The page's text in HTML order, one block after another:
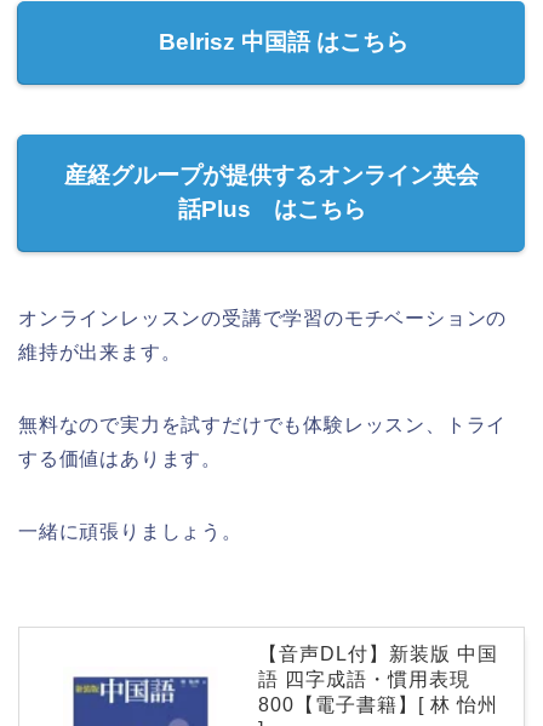
Belrisz 中国語 はこちら
産経グループが提供するオンライン英会
話Plus はこちら
オンラインレッスンの受講で学習のモチベーションの
維持が出来ます。
無料なので実力を試すだけでも体験レッスン、トライ
する価値はあります。
一緒に頑張りましょう。
【音声DL付】新装版 中国
語 四字成語・慣用表現
800【電子書籍】[ 林 怡州